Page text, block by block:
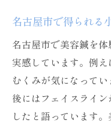
名古屋市で得られる
名古屋市で美容鍼を
実感しています。例
むくみが気になって
後にはフェイスライ
したと語っています